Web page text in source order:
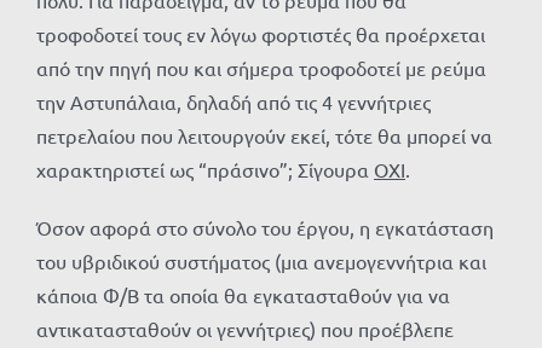
τροφοδοτεί τους εν λόγω φορτιστές θα προέρχεται
από την πηγή που και σήμερα τροφοδοτεί με ρεύμα
την Αστυπάλαια, δηλαδή από τις 4 γεννήτριες
πετρελαίου που λειτουργούν εκεί, τότε θα μπορεί να
χαρακτηριστεί ως “πράσινο”; Σίγουρα ΟΧΙ.
Όσον αφορά στο σύνολο του έργου, η εγκατάσταση
του υβριδικού συστήματος (μια ανεμογεννήτρια και
κάποια Φ/Β τα οποία θα εγκατασταθούν για να
αντικατασταθούν οι γεννήτριες) που προέβλεπε